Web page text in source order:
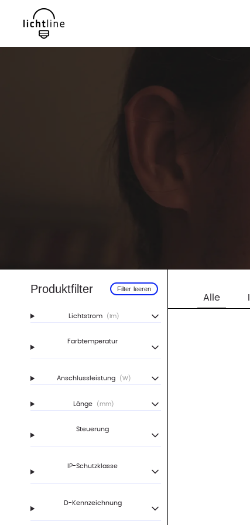
Produktfilter Filter leeren
Lichtstrom (lm)
Farbtemperatur
Anschlussleistung (W)
Länge (mm)
Steuerung
IP-Schutzklasse
D-Kennzeichnung
Alle